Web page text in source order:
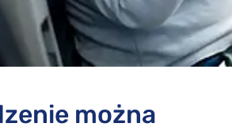
można